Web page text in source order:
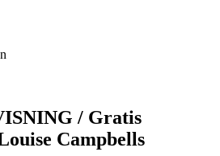
/ Gratis
Campbells